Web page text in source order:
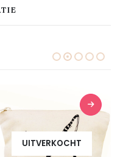
UITVERKOCHT